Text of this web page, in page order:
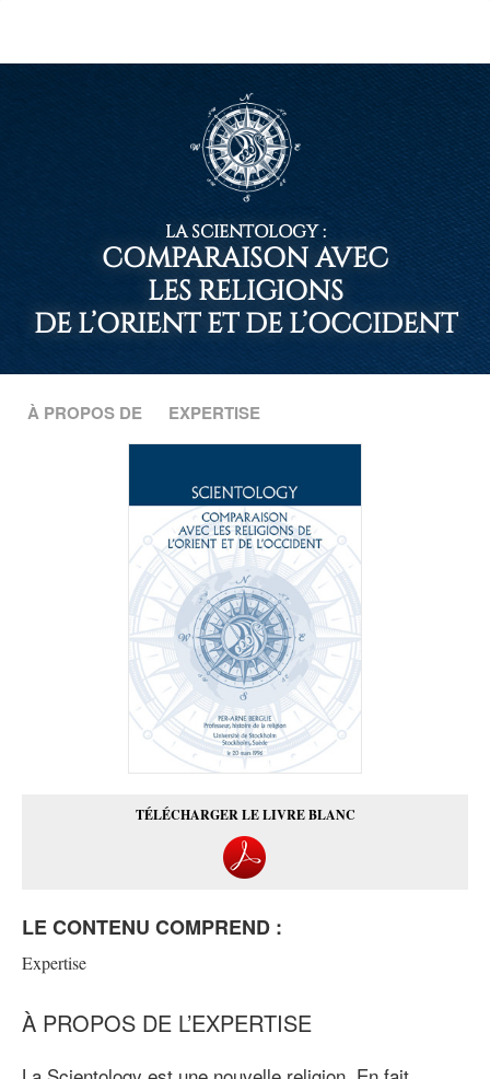
LA SCIENTOLOGY :
COMPARAISON AVEC
LES RELIGIONS
DE L’ORIENT ET DE L’OCCIDENT
À PROPOS DE EXPERTISE
TÉLÉCHARGER LE LIVRE BLANC
LE CONTENU COMPREND :
Expertise
À PROPOS DE L’EXPERTISE